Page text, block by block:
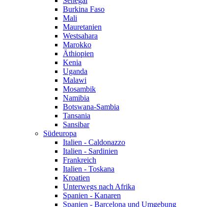
Burkina Faso
Mali
Mauretanien
Westsahara
Marokko
Äthiopien
Kenia
Uganda
Malawi
Mosambik
Namibia
Botswana-Sambia
Tansania
Sansibar
Südeuropa
Italien - Caldonazzo
Italien - Sardinien
Frankreich
Italien - Toskana
Kroatien
Unterwegs nach Afrika
Spanien - Kanaren
Spanien - Barcelona und Umgebung